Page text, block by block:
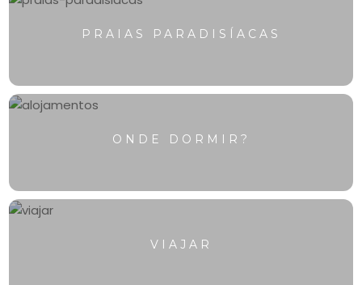
Falem
💬
PRAIAS PARADISÍACAS
ONDE DORMIR?
VIAJAR